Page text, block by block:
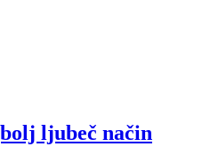
ljubeč način